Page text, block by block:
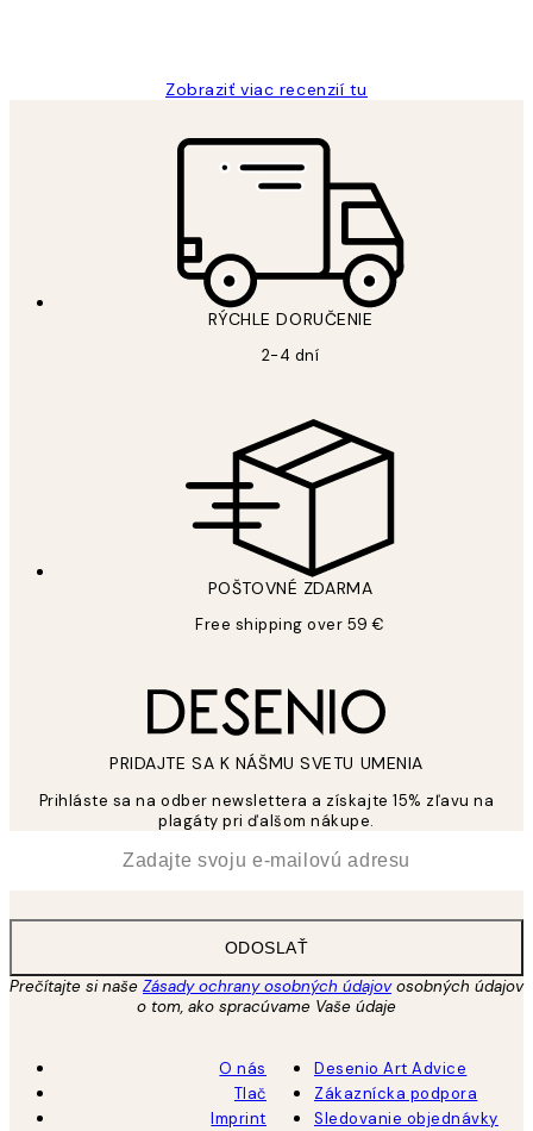
Zobraziť viac recenzií tu
RÝCHLE DORUČENIE
2-4 dní
POŠTOVNÉ ZDARMA
Free shipping over 59 €
PRIDAJTE SA K NÁŠMU SVETU UMENIA
Prihláste sa na odber newslettera a získajte 15% zľavu na
plagáty pri ďalšom nákupe.
ODOSLAŤ
Prečítajte si naše Zásady ochrany osobných údajovosobných údajov
o tom, ako spracúvame Vaše údaje
O nás
Tlač
Imprint
Desenio Art Advice
Zákaznícka podpora
Sledovanie objednávky